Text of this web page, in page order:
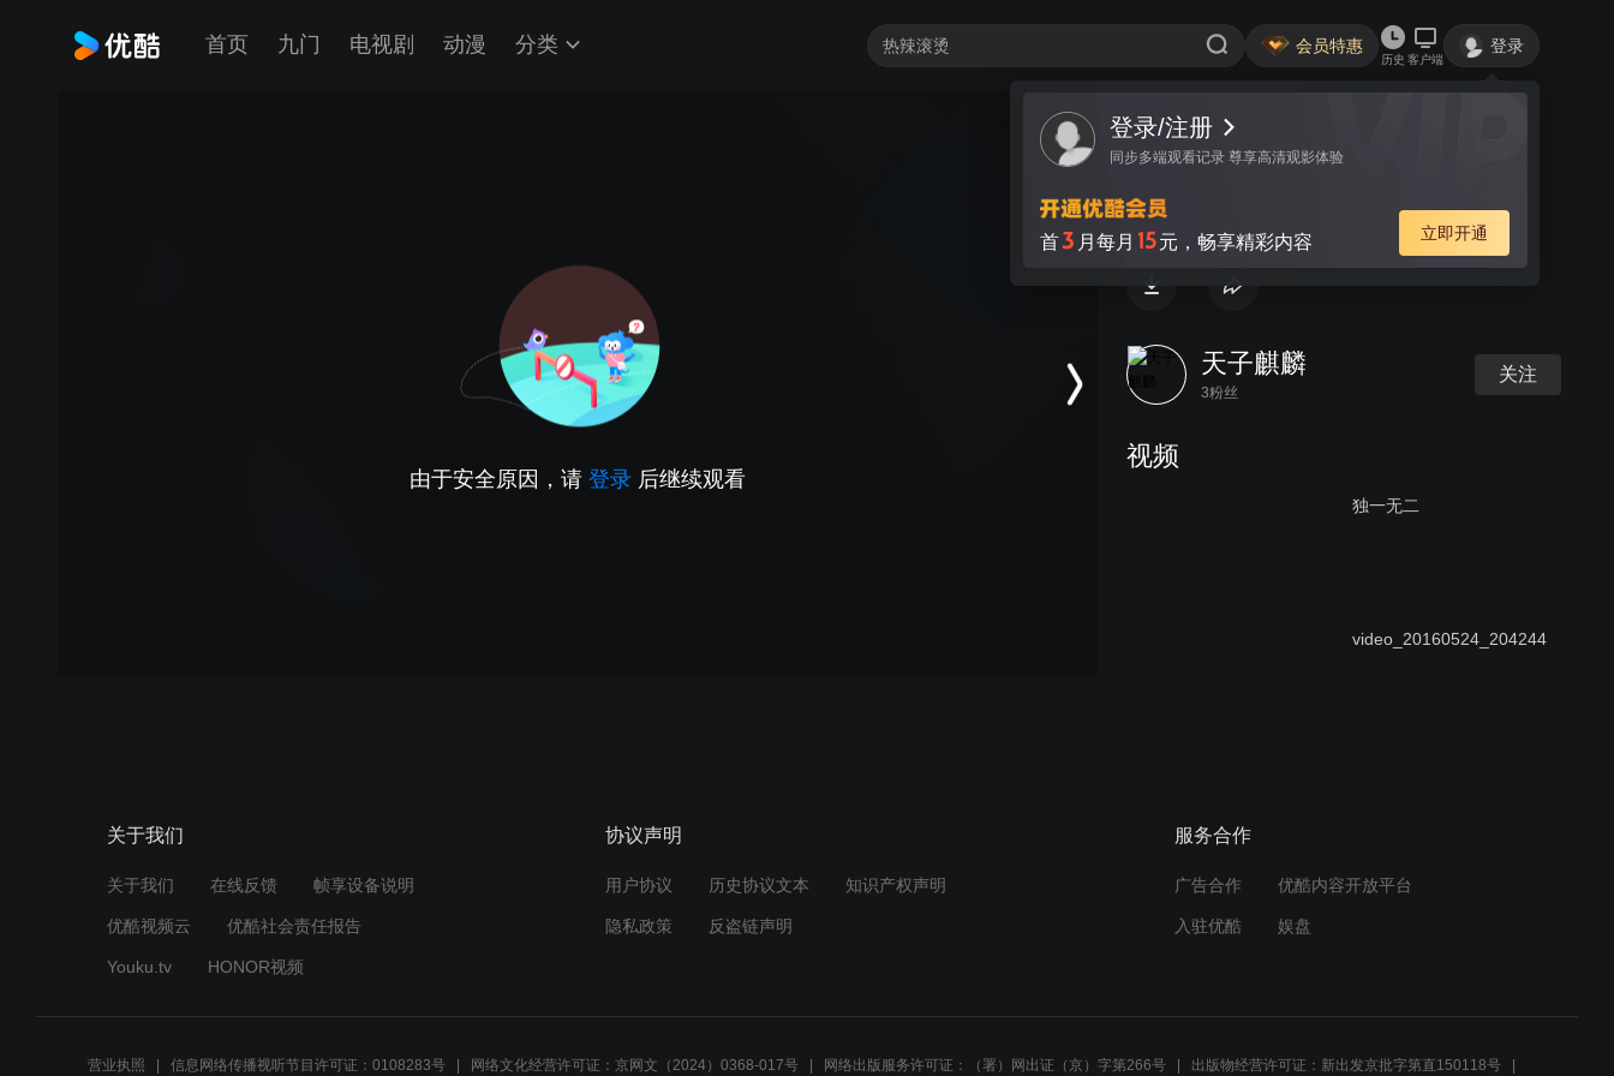
首页 九门 电视剧 动漫 分类 会员特惠
历史 客户端
登录
登录/注册
同步多端观看记录 尊享高清观影体验
首3 月每月 15元，畅享精彩内容 立即开通
由于安全原因，请 登录 后继续观看
视频 讨论
开心宝贝
天子麒麟
3粉丝
关注
视频
独一无二
video_20160524_204244
关于我们
关于我们 在线反馈 帧享设备说明
优酷视频云 优酷社会责任报告
Youku.tv HONOR视频
协议声明
用户协议 历史协议文本 知识产权声明
隐私政策 反盗链声明
服务合作
广告合作 优酷内容开放平台
入驻优酷 娱盘
营业执照 信息网络传播视听节目许可证：0108283号 网络文化经营许可证：京网文（2024）0368-017号 网络出版服务许可证：（署）网出证（京）字第266号 出版物经营许可证：新出发京批字第直150118号